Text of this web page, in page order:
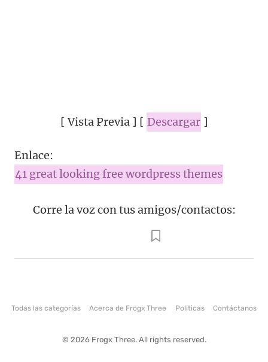
[ Vista Previa ] [ Descargar ]
Enlace:
41 great looking free wordpress themes
Corre la voz con tus amigos/contactos:
Todas las categorías Acerca de Frogx Three Politicas Contáctanos
© 2026 Frogx Three. All rights reserved.